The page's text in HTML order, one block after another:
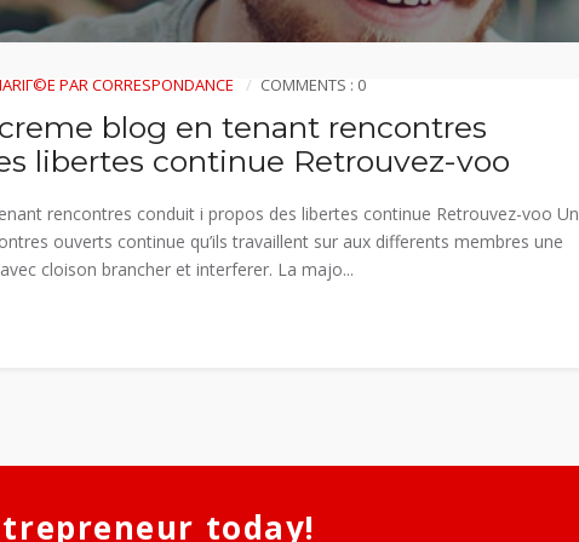
PAR CORRESPONDANCE COMMENTS : 0
blog en tenant rencontres
libertes continue Retrouvez-voo
rencontres conduit i propos des libertes continue Retrouvez-voo Un
ouverts continue qu’ils travaillent sur aux differents membres une
cloison brancher et interferer. La majo...
today!